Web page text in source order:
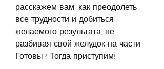
расскажем вам, как преодолеть
все трудности и добиться
желаемого результата, не
разбивая свой желудок на части.
Готовы? Тогда приступим!